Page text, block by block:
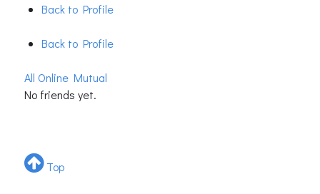
Back to Profile
Back to Profile
All Online Mutual
No friends yet.
Top